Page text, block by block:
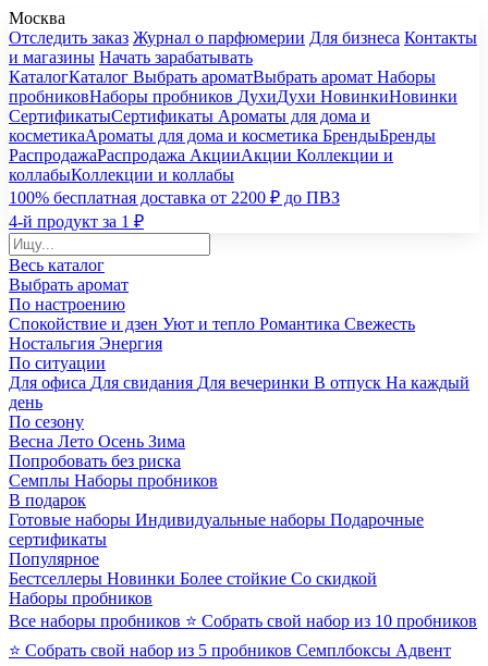
Москва
Отследить заказ Журнал о парфюмерии Для бизнеса Контакты
и магазины Начать зарабатывать
КаталогКаталог Выбрать ароматВыбрать аромат Наборы
пробниковНаборы пробников ДухиДухи НовинкиНовинки
СертификатыСертификаты Ароматы для дома и
косметикаАроматы для дома и косметика БрендыБренды
РаспродажаРаспродажа АкцииАкции Коллекции и
коллабыКоллекции и коллабы
100% бесплатная доставка от 2200 ₽ до ПВЗ
4-й продукт за 1 ₽
Весь каталог
Выбрать аромат
По настроению
Спокойствие и дзен Уют и тепло Романтика Свежесть
Ностальгия Энергия
По ситуации
Для офиса Для свидания Для вечеринки В отпуск На каждый
день
По сезону
Весна Лето Осень Зима
Попробовать без риска
Семплы Наборы пробников
В подарок
Готовые наборы Индивидуальные наборы Подарочные
сертификаты
Популярное
Бестселлеры Новинки Более стойкие Со скидкой
Наборы пробников
Все наборы пробников ⭐ Собрать свой набор из 10 пробников
⭐ Собрать свой набор из 5 пробников Семплбоксы Адвент